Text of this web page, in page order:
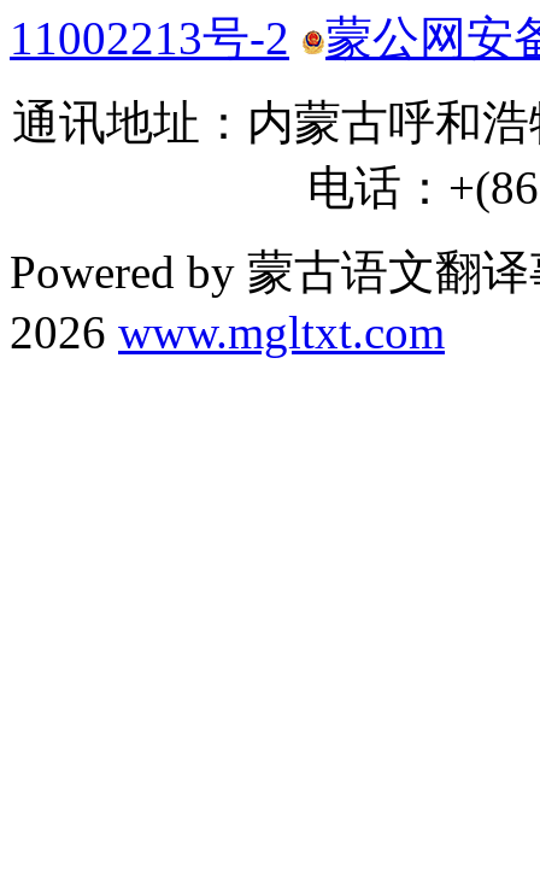
11002213号-2
蒙公网安
通讯地址：内蒙古呼和
电话：
Powered by 蒙古语文翻
2026 www.mgltxt.com